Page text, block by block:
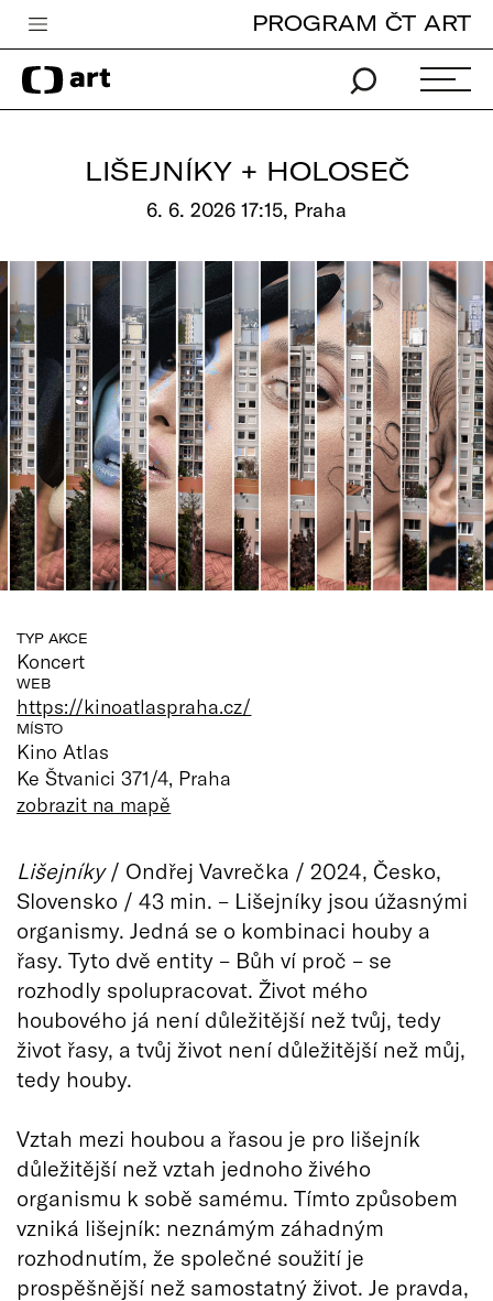
Česká televize
Zpravodajství
Pro děti
edu
Vše o ČT
PROGRAM ČT ART
LIŠEJNÍKY + HOLOSEČ
6. 6. 2026 17:15, Praha
TYP AKCE
Koncert
WEB
https://kinoatlaspraha.cz/
MÍSTO
Kino Atlas
Ke Štvanici 371/4, Praha
zobrazit na mapě
Lišejníky/ Ondřej Vavrečka / 2024, Česko,
Slovensko / 43 min. – Lišejníky jsou úžasnými
organismy. Jedná se o kombinaci houby a
řasy. Tyto dvě entity – Bůh ví proč – se
rozhodly spolupracovat. Život mého
houbového já není důležitější než tvůj, tedy
život řasy, a tvůj život není důležitější než můj,
tedy houby.
Vztah mezi houbou a řasou je pro lišejník
důležitější než vztah jednoho živého
organismu k sobě samému. Tímto způsobem
vzniká lišejník: neznámým záhadným
rozhodnutím, že společné soužití je
prospěšnější než samostatný život. Je pravda,